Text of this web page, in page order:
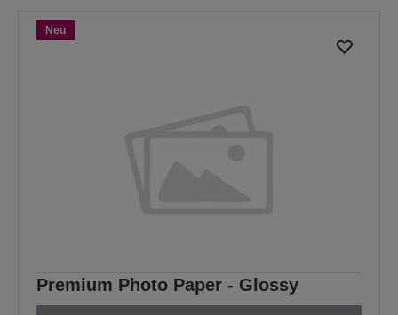
Neu
Premium Photo Paper - Glossy